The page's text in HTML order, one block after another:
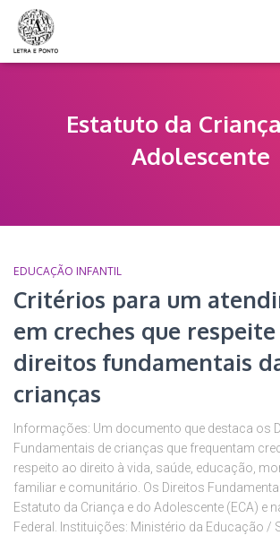
Estatuto da
Adolescente
EDUCAÇÃO INFANTIL
Critérios para um
em creches que respeite
direitos fundamentais
crianças
Informações: Um documento que destaca os
Fundamentais de crianças que frequentam
respeito ao direito à vida, saúde, educação,
familiar e comunitário. Os Direitos
Estatuto da Criança e do Adolescente (ECA) e
Federal. Instituições: Ministério da Educação /